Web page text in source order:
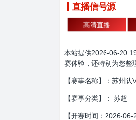
直播信号源
高清直播
本站提供2026-06-20
赛体验，还特别为您整
【赛事名称】：苏州队
【赛事分类】： 苏超
【开赛时间：2026-